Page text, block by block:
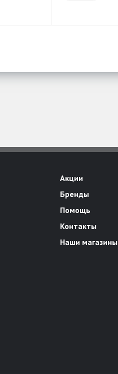
Акции
Бренды
Помощь
Контакты
Наши магазины